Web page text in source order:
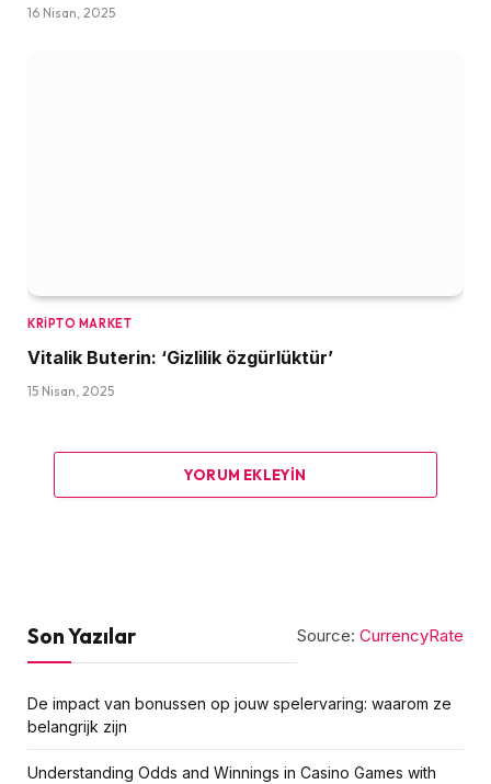
16 Nisan, 2025
KRIPTO MARKET
Vitalik Buterin: ‘Gizlilik özgürlüktür’
15 Nisan, 2025
YORUM EKLEYIN
Source: CurrencyRate
Son Yazılar
De impact van bonussen op jouw spelervaring: waarom ze
belangrijk zijn
Understanding Odds and Winnings in Casino Games with